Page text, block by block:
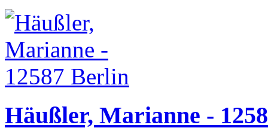
Häußler, Marianne -